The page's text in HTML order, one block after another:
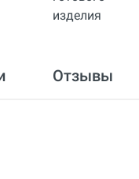
Отзывы